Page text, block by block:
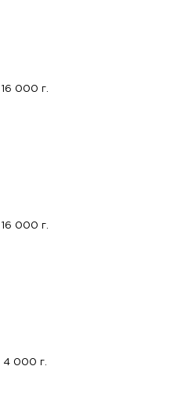
16 000 г.
16 000 г.
4 000 г.